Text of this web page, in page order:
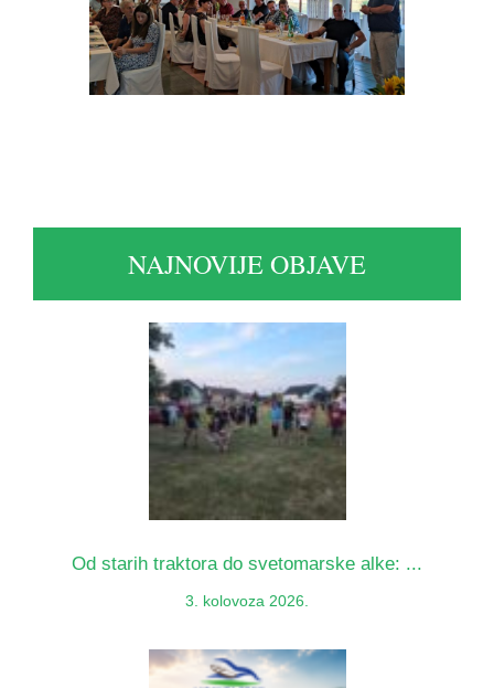
NAJNOVIJE OBJAVE
Od starih traktora do svetomarske alke: ...
3. kolovoza 2026.